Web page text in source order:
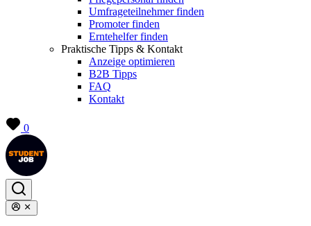
Umfrageteilnehmer finden
Promoter finden
Erntehelfer finden
Praktische Tipps & Kontakt
Anzeige optimieren
B2B Tipps
FAQ
Kontakt
0